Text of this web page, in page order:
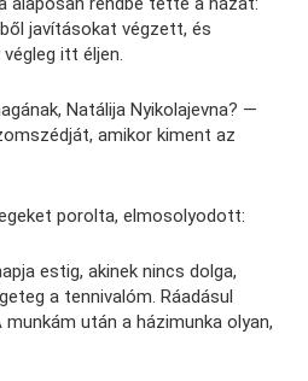
javításokat végzett, és
itt éljen.
Natálija Nyikolajevna? —
amikor kiment az
porolta, elmosolyodott:
estig, akinek nincs dolga,
a tennivalóm. Ráadásul
után a házimunka olyan,